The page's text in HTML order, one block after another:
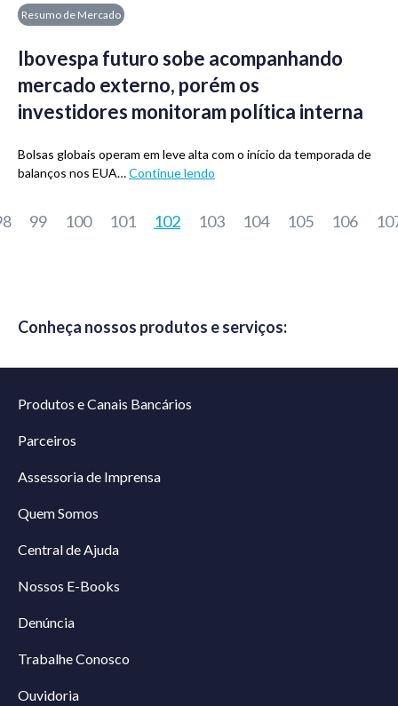
Resumo de Mercado
Ibovespa futuro sobe acompanhando
mercado externo, porém os
investidores monitoram política interna
Bolsas globais operam em leve alta com o início da temporada de
balanços nos EUA…Continue lendo
99 100 101 102 103 104 105 106
Conheça nossos produtos e serviços:
Produtos e Canais Bancários
Parceiros
Assessoria de Imprensa
Quem Somos
Central de Ajuda
Nossos E-Books
Denúncia
Trabalhe Conosco
Ouvidoria